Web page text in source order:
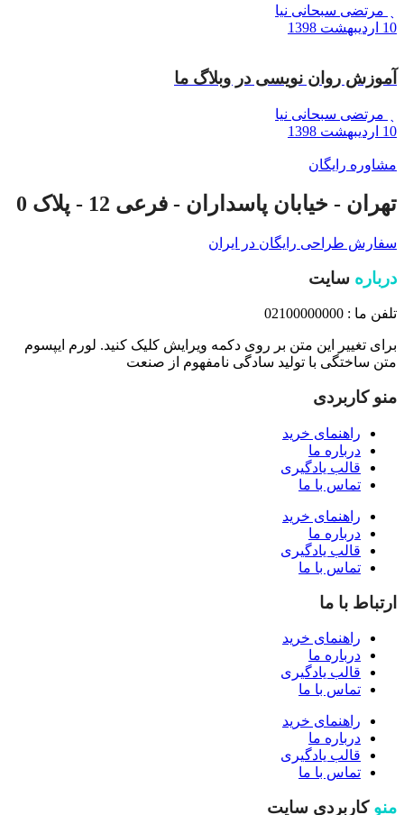
مرتضی سبحانی نیا
10 اردیبهشت 1398
آموزش روان نویسی در وبلاگ ما
مرتضی سبحانی نیا
10 اردیبهشت 1398
مشاوره رایگان
تهران - خیابان پاسداران - فرعی 12 - پلاک 0
سفارش طراحی رایگان در ایران
درباره سایت
تلفن ما : 02100000000
برای تغییر این متن بر روی دکمه ویرایش کلیک کنید. لورم ایپسوم
متن ساختگی با تولید سادگی نامفهوم از صنعت
منو کاربردی
راهنمای خرید
درباره ما
قالب یادگیری
تماس با ما
راهنمای خرید
درباره ما
قالب یادگیری
تماس با ما
ارتباط با ما
راهنمای خرید
درباره ما
قالب یادگیری
تماس با ما
راهنمای خرید
درباره ما
قالب یادگیری
تماس با ما
منو کاربردی سایت